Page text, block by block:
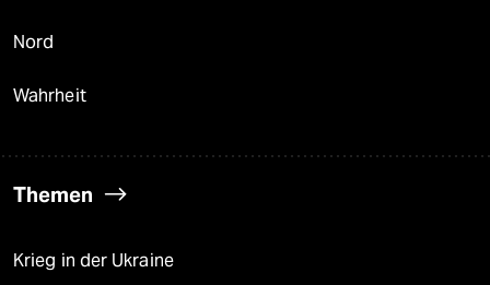
Nord
Wahrheit
Themen
Krieg in der Ukraine